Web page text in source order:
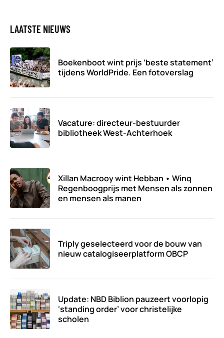
LAATSTE NIEUWS
Boekenboot wint prijs ‘beste statement’
tijdens WorldPride. Een fotoverslag
Vacature: directeur-bestuurder
bibliotheek West-Achterhoek
Xillan Macrooy wint Hebban • Winq
Regenboogprijs met Mensen als zonnen
en mensen als manen
Triply geselecteerd voor de bouw van
nieuw catalogiseerplatform OBCP
Update: NBD Biblion pauzeert voorlopig
‘standing order’ voor christelijke
scholen